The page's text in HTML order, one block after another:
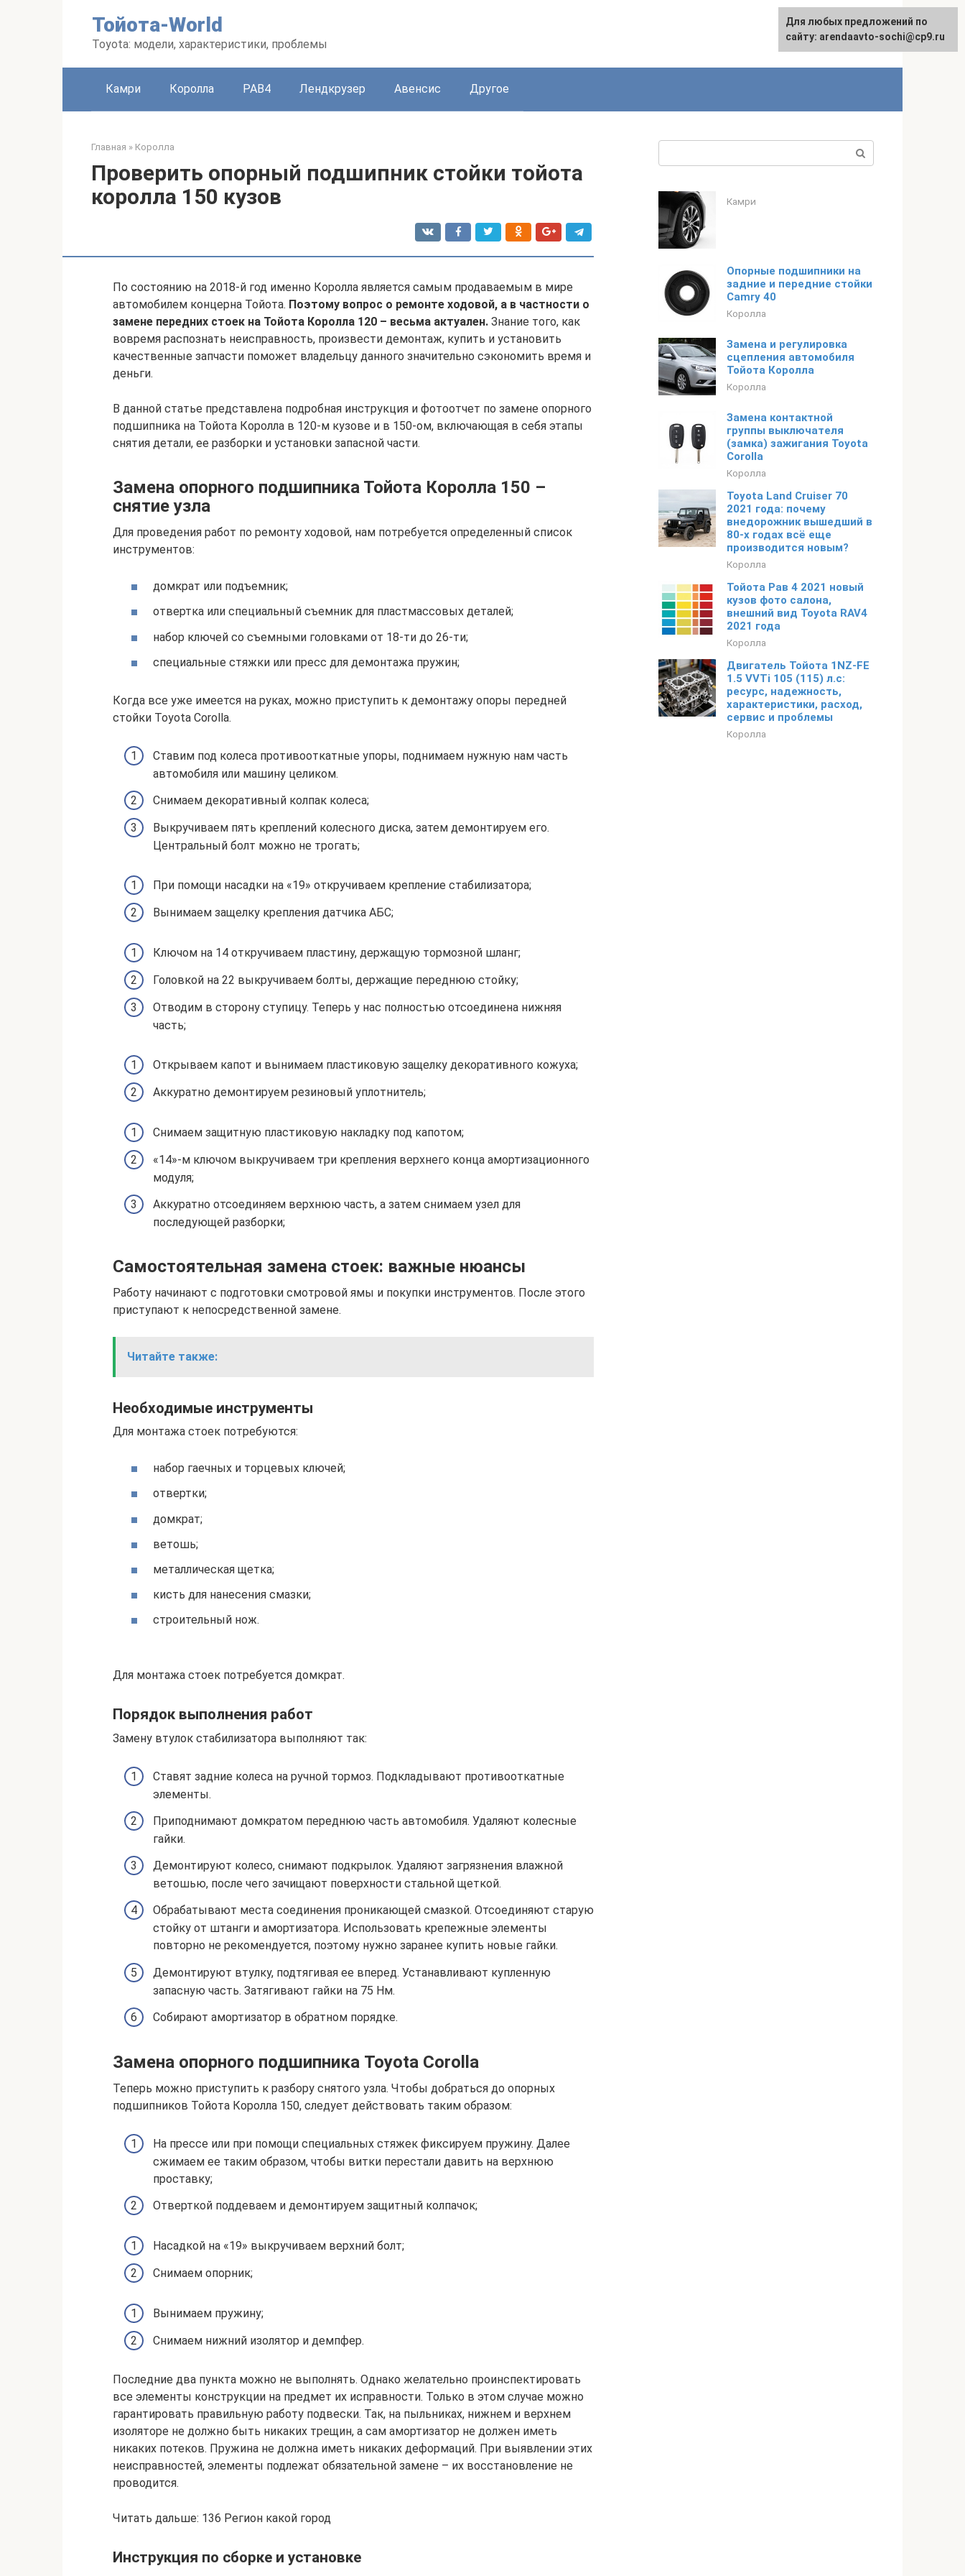
Тойота-World
Toyota: модели, характеристики, проблемы
English
Камри Королла РАВ4 Лендкрузер Авенсис Другое
Главная » Королла
Проверить опорный подшипник стойки тойота
королла 150 кузов
По состоянию на 2018-й год именно Королла является самым продаваемым в мире
автомобилем концерна Тойота. Поэтому вопрос о ремонте ходовой, а в частности о
замене передних стоек на Тойота Королла 120 – весьма актуален. Знание того, как
вовремя распознать неисправность, произвести демонтаж, купить и установить
качественные запчасти поможет владельцу данного значительно сэкономить время и
деньги.
В данной статье представлена подробная инструкция и фотоотчет по замене опорного
подшипника на Тойота Королла в 120-м кузове и в 150-ом, включающая в себя этапы
снятия детали, ее разборки и установки запасной части.
Замена опорного подшипника Тойота Королла 150 –
снятие узла
Для проведения работ по ремонту ходовой, нам потребуется определенный список
инструментов:
домкрат или подъемник;
отвертка или специальный съемник для пластмассовых деталей;
набор ключей со съемными головками от 18-ти до 26-ти;
специальные стяжки или пресс для демонтажа пружин;
Когда все уже имеется на руках, можно приступить к демонтажу опоры передней
стойки Toyota Corolla.
Ставим под колеса противооткатные упоры, поднимаем нужную нам часть
автомобиля или машину целиком.
Снимаем декоративный колпак колеса;
Выкручиваем пять креплений колесного диска, затем демонтируем его.
Центральный болт можно не трогать;
При помощи насадки на «19» откручиваем крепление стабилизатора;
Вынимаем защелку крепления датчика АБС;
Ключом на 14 откручиваем пластину, держащую тормозной шланг;
Головкой на 22 выкручиваем болты, держащие переднюю стойку;
Отводим в сторону ступицу. Теперь у нас полностью отсоединена нижняя
часть;
Открываем капот и вынимаем пластиковую защелку декоративного кожуха;
Аккуратно демонтируем резиновый уплотнитель;
Снимаем защитную пластиковую накладку под капотом;
«14»-м ключом выкручиваем три крепления верхнего конца амортизационного
модуля;
Аккуратно отсоединяем верхнюю часть, а затем снимаем узел для
последующей разборки;
Самостоятельная замена стоек: важные нюансы
Работу начинают с подготовки смотровой ямы и покупки инструментов. После этого
приступают к непосредственной замене.
Читайте также:
Необходимые инструменты
Для монтажа стоек потребуются:
набор гаечных и торцевых ключей;
отвертки;
домкрат;
ветошь;
металлическая щетка;
кисть для нанесения смазки;
строительный нож.
Для монтажа стоек потребуется домкрат.
Порядок выполнения работ
Замену втулок стабилизатора выполняют так:
Ставят задние колеса на ручной тормоз. Подкладывают противооткатные
элементы.
Приподнимают домкратом переднюю часть автомобиля. Удаляют колесные
гайки.
Демонтируют колесо, снимают подкрылок. Удаляют загрязнения влажной
ветошью, после чего зачищают поверхности стальной щеткой.
Обрабатывают места соединения проникающей смазкой. Отсоединяют старую
стойку от штанги и амортизатора. Использовать крепежные элементы
повторно не рекомендуется, поэтому нужно заранее купить новые гайки.
Демонтируют втулку, подтягивая ее вперед. Устанавливают купленную
запасную часть. Затягивают гайки на 75 Нм.
Собирают амортизатор в обратном порядке.
Замена опорного подшипника Toyota Corolla
Теперь можно приступить к разбору снятого узла. Чтобы добраться до опорных
подшипников Тойота Королла 150, следует действовать таким образом:
На прессе или при помощи специальных стяжек фиксируем пружину. Далее
сжимаем ее таким образом, чтобы витки перестали давить на верхнюю
проставку;
Отверткой поддеваем и демонтируем защитный колпачок;
Насадкой на «19» выкручиваем верхний болт;
Снимаем опорник;
Вынимаем пружину;
Снимаем нижний изолятор и демпфер.
Последние два пункта можно не выполнять. Однако желательно проинспектировать
все элементы конструкции на предмет их исправности. Только в этом случае можно
гарантировать правильную работу подвески. Так, на пыльниках, нижнем и верхнем
изоляторе не должно быть никаких трещин, а сам амортизатор не должен иметь
никаких потеков. Пружина не должна иметь никаких деформаций. При выявлении этих
неисправностей, элементы подлежат обязательной замене – их восстановление не
проводится.
Читать дальше: 136 Регион какой город
Инструкция по сборке и установке
Камри
Опорные подшипники на
задние и передние стойки
Camry 40
Королла
Замена и регулировка
сцепления автомобиля
Тойота Королла
Королла
Замена контактной
группы выключателя
(замка) зажигания Toyota
Corolla
Королла
Toyota Land Cruiser 70
2021 года: почему
внедорожник вышедший в
80-х годах всё еще
производится новым?
Королла
Тойота Рав 4 2021 новый
кузов фото салона,
внешний вид Toyota RAV4
2021 года
Королла
Двигатель Тойота 1NZ-FE
1.5 VVTi 105 (115) л.с:
ресурс, надежность,
характеристики, расход,
сервис и проблемы
Королла
Для любых предложений по
сайту: arendaavto-sochi@cp9.ru